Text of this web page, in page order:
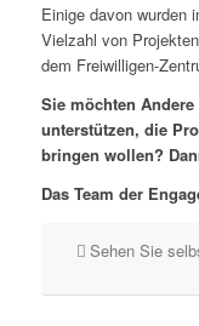
Einige davon wurden
Vielzahl von
dem Freiwilligen-
Sie möchten
unterstützen, die
bringen wollen?
Das Team der
Sehen Sie